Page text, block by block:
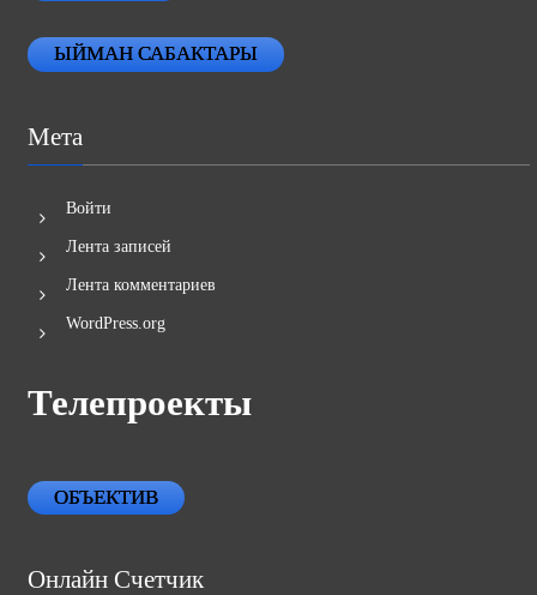
ЫЙМАН САБАКТАРЫ
Мета
Войти
Лента записей
Лента комментариев
WordPress.org
Телепроекты
ОБЪЕКТИВ
Онлайн Счетчик